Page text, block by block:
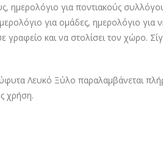
ημερολόγιο για ποντιακούς
για ομάδες, ημερολόγιο για
και να στολίσει τον χώρο.
Λευκό Ξύλο παραλαμβάνεται
χρήση.